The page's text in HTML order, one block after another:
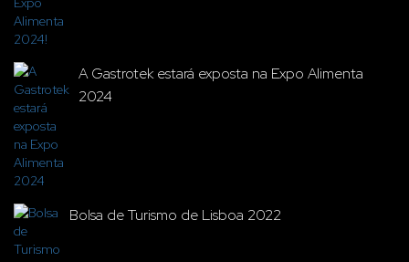
A Gastrotek estará exposta na Expo Alimenta
2024
Bolsa de Turismo de Lisboa 2022